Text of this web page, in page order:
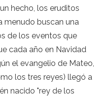
hecho, los eruditos
menudo buscan una
de los eventos que
cada año en Navidad
el evangelio de Mateo,
los tres reyes) llegó a
nacido "rey de los